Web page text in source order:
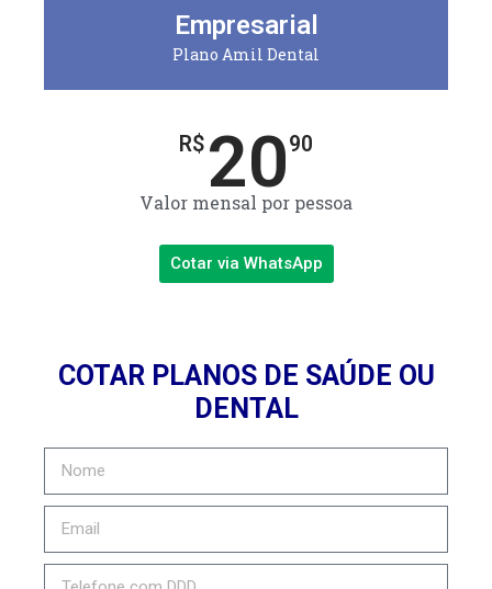
Empresarial
Plano Amil Dental
R$ 2090
Valor mensal por pessoa
Cotar via WhatsApp
COTAR PLANOS DE SAÚDE OU
DENTAL